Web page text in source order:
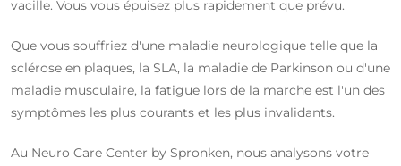
vacille. Vous vous épuisez plus rapidement que prévu.
Que vous souffriez d'une maladie neurologique telle que la
sclérose en plaques, la SLA, la maladie de Parkinson ou d'une
maladie musculaire, la fatigue lors de la marche est l'un des
symptômes les plus courants et les plus invalidants.
Au Neuro Care Center by Spronken, nous analysons votre